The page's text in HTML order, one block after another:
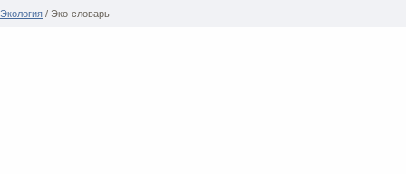
Экология / Эко-словарь